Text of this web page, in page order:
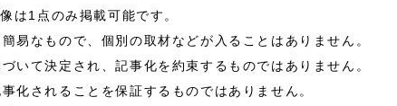
は1点のみ掲載可能です。
易なもので、個別の取材などが入ることはありません。
いて決定され、記事化を約束するものではありません。
化されることを保証するものではありません。